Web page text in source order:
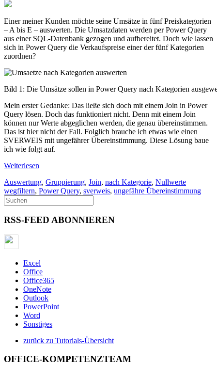
Einer meiner Kunden möchte seine Umsätze in fünf Preiskategorien
– A bis E – auswerten. Die Umsatzdaten werden per Power Query
aus einer SQL-Datenbank gezogen und aufbereitet. Doch wie lassen
sich in Power Query die Verkaufspreise einer der fünf Kategorien
zuordnen?
Bild 1: Die Umsätze sollen in Power Query nach Kategorien
Mein erster Gedanke: Das ließe sich doch mit einem Join in Power
Query lösen. Doch das funktioniert nicht. Denn mit einem Join
können nur Werte abgeglichen werden, die genau übereinstimmen.
Das ist hier nicht der Fall. Folglich brauche ich etwas wie einen
SVERWEIS mit ungefährer Übereinstimmung. Diese Lösung baue
ich wie folgt auf.
Weiterlesen
Auswertung, Gruppierung, Join, nach Kategorie, Nullwerte
wegfiltern, Power Query, sverweis, ungefähre Übereinstimmung
RSS-FEED ABONNIEREN
Excel
Office
Office365
OneNote
Outlook
PowerPoint
Word
Sonstiges
zurück zu Tutorials-Übersicht
OFFICE-KOMPETENZTEAM